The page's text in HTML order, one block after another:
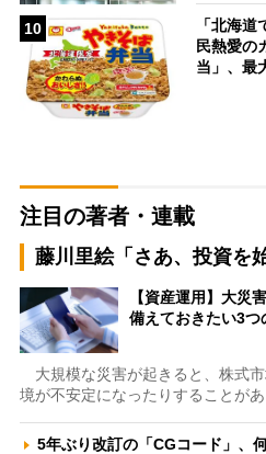
10
「北海
民熱愛の
当」、最
注目の著者・連載
藤川里絵「さあ、投資を
【資産運用】大災
備えておきたい3
大規模な災害が起きると、株式
境が不安定になったりすることが
5年ぶり改訂の「CGコード」、